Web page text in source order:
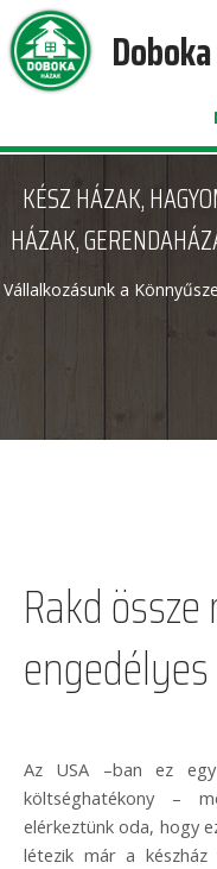
KÉSZ HÁZAK,
HÁZAK,
Vállalkozásunk a
Rakd
Az USA –ban ez
költséghatékony –
elérkeztünk oda, hogy
létezik már a készház